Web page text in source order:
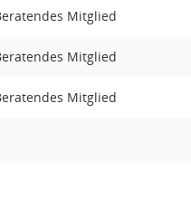
Mitglied
Mitglied
Mitglied